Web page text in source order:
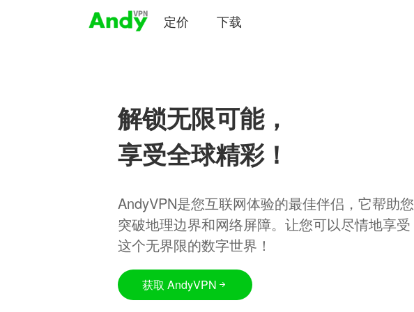
定价 下载
解锁无限可能，
享受全球精彩！
AndyVPN是您互联网体验的最佳伴侣，它帮助您
突破地理边界和网络屏障。让您可以尽情地享受
这个无界限的数字世界！
获取 AndyVPN